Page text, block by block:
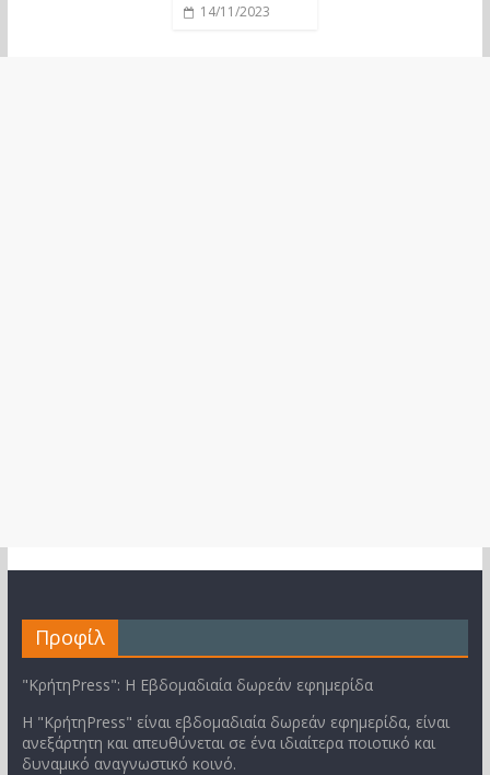
14/11/2023
Προφίλ
"ΚρήτηPress": Η Εβδομαδιαία δωρεάν εφημερίδα
Η "ΚρήτηPress" είναι εβδομαδιαία δωρεάν εφημερίδα, είναι
ανεξάρτητη και απευθύνεται σε ένα ιδιαίτερα ποιοτικό και
δυναμικό αναγνωστικό κοινό.